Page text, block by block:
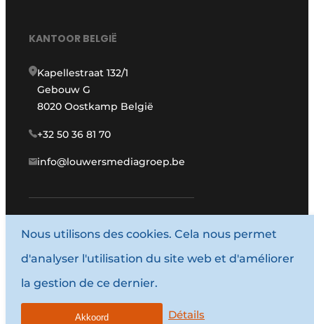
KANTOOR BELGIË
Kapellestraat 132/1
Gebouw G
8020 Oostkamp België
+32 50 36 81 70
info@louwersmediagroep.be
www.louwersmediagroep.com
© 1987 - 2026 Louwersmediagroep.
Termes et conditions
Nous utilisons des cookies. Cela nous permet
d'analyser l'utilisation du site web et d'améliorer
la gestion de ce dernier.
Détails
Akkoord